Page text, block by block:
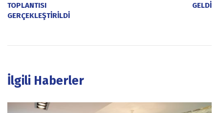
TOPLANTISI
GERÇEKLEŞTİRİLDİ
GELDİ
İlgili Haberler